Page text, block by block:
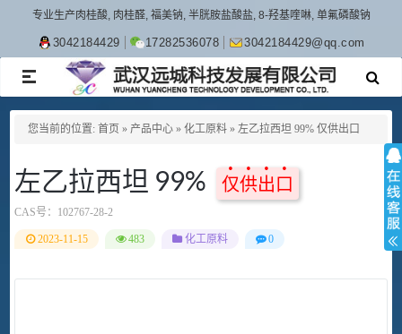
专业生产肉桂酸, 肉桂醛, 福美钠, 半胱胺盐酸盐, 8-羟基喹啉, 单氟磷酸钠
3042184429 17282536078 3042184429@qq.com
TOGGLE
NAVIGATION
您当前的位置: 首页 » 产品中心 » 化工原料 » 左乙拉西坦 99% 仅供出口
左乙拉西坦 99% 仅供出口
CAS号： 102767-28-2
2023-11-15 483 化工原料 0